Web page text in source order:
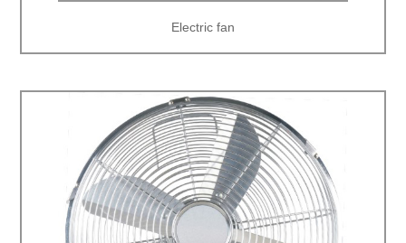
Electric fan